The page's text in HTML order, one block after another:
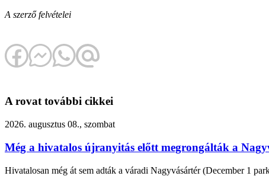
A szerző felvételei
A rovat további cikkei
2026. augusztus 08., szombat
Még a hivatalos újranyitás előtt megrongálták a
Hivatalosan még át sem adták a váradi Nagyvásártér (December 1